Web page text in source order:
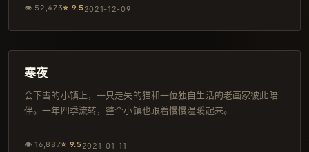
👁 52,473⭐ 9.52021-12-09
日本
寒夜
会下雪的小镇上，一只走失的猫和一位独自生活的老画家彼此陪
伴。一年四季流转，整个小镇也跟着慢慢温暖起来。
👁16,887⭐ 9.52021-01-11